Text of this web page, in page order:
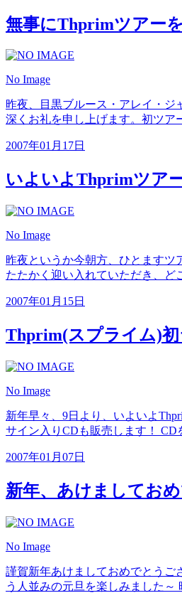
無事にThprimツアー
No Image
昨夜、目黒ブルース・アレイ・ジ
深くお礼を申し上げます。初ツ
2007年01月17日
いよいよThprimツア
No Image
昨夜というか今朝方、ひとますツ
たたかく迎い入れていただき、
2007年01月15日
Thprim(スプライム)初
No Image
新年早々、9日より、いよいよ
サイン入りCDも販売します！
2007年01月07日
新年、あけましてお
No Image
謹賀新年あけましておめでとうご
う人並みの元旦を楽しみました